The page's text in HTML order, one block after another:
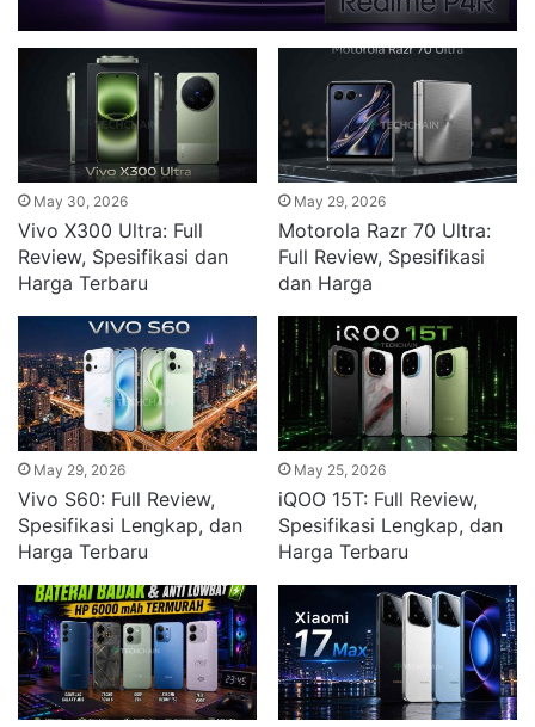
May 30, 2026
Vivo X300 Ultra: Full
Review, Spesifikasi dan
Harga Terbaru
May 29, 2026
Motorola Razr 70 Ultra:
Full Review, Spesifikasi
dan Harga
May 29, 2026
Vivo S60: Full Review,
Spesifikasi Lengkap, dan
Harga Terbaru
May 25, 2026
iQOO 15T: Full Review,
Spesifikasi Lengkap, dan
Harga Terbaru